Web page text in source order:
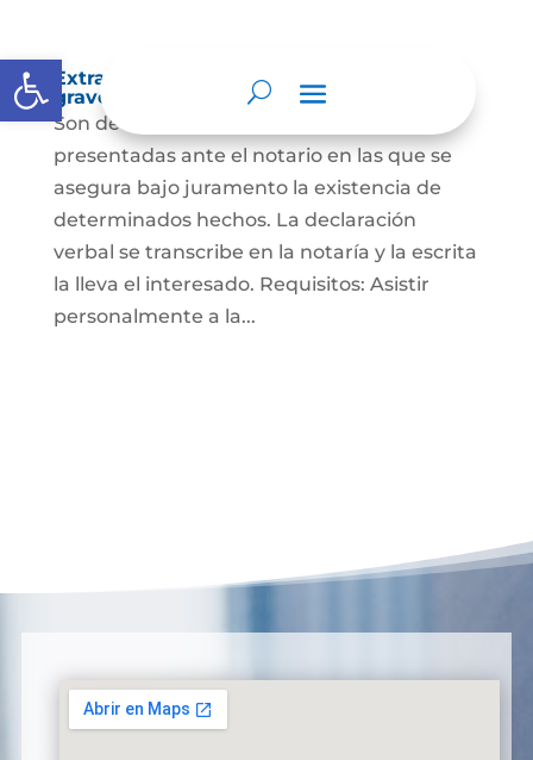
Abrir barra de herramientas
Extra-proceso o declaración bajo la
gravedad de juramento
Son declaraciones verbales o escritas
presentadas ante el notario en las que se
asegura bajo juramento la existencia de
determinados hechos. La declaración
verbal se transcribe en la notaría y la escrita
la lleva el interesado. Requisitos: Asistir
personalmente a la...